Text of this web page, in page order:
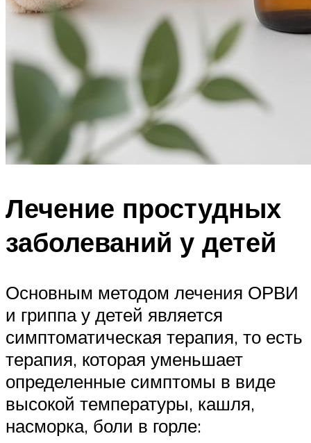
Лечение простудных
заболеваний у детей
Основным методом лечения ОРВИ
и гриппа у детей является
симптоматическая терапия, то есть
терапия, которая уменьшает
определенные симптомы в виде
высокой температуры, кашля,
насморка, боли в горле: